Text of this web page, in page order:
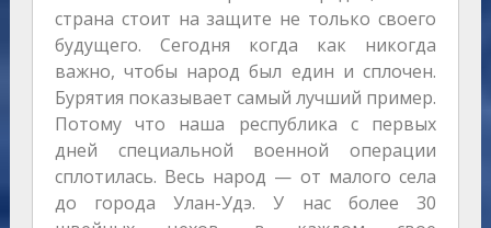
страна стоит на защите не только своего
будущего. Сегодня когда как никогда
важно, чтобы народ был един и сплочен.
Бурятия показывает самый лучший пример.
Потому что наша республика с первых
дней специальной военной операции
сплотилась. Весь народ — от малого села
до города Улан-Удэ. У нас более 30